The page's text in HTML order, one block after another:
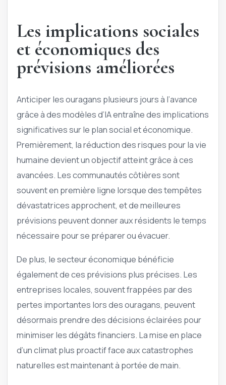
Les implications sociales
et économiques des
prévisions améliorées
Anticiper les ouragans plusieurs jours à l’avance
grâce à des modèles d’IA entraîne des implications
significatives sur le plan social et économique.
Premièrement, la réduction des risques pour la vie
humaine devient un objectif atteint grâce à ces
avancées. Les communautés côtières sont
souvent en première ligne lorsque des tempêtes
dévastatrices approchent, et de meilleures
prévisions peuvent donner aux résidents le temps
nécessaire pour se préparer ou évacuer.
De plus, le secteur économique bénéficie
également de ces prévisions plus précises. Les
entreprises locales, souvent frappées par des
pertes importantes lors des ouragans, peuvent
désormais prendre des décisions éclairées pour
minimiser les dégâts financiers. La mise en place
d’un climat plus proactif face aux catastrophes
naturelles est maintenant à portée de main.